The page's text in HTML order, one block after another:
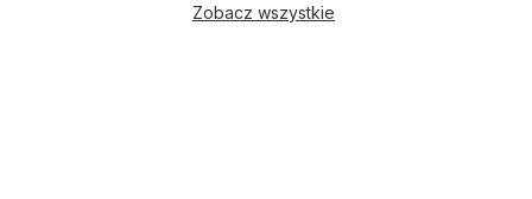
Zobacz wszystkie